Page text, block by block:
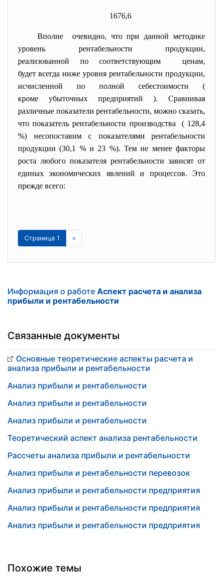
1676,6
Вполне очевидно, что при данной методике
уровень рентабельности продукции,
реализованной по соответствующим ценам,
будет всегда ниже уровня рентабельности продукции,
исчисленной по полной себестоимости (
кроме убыточных предприятий ). Сравнивая
различные показатели рентабельности, можно сказать,
что показатель рентабельности производства ( 128,4
%) несопоставим с показателями рентабельности
продукции (30,1 % и 23 %). Тем не менее факторы
роста любого показателя рентабельности зависят от
единых экономических явлений и процессов. Это
прежде всего:
Страница 1 »
Информация о работе Аспект расчета и анализа
прибыли и рентабельности
Связанные документы
Основные теоретические аспекты расчета и
анализа прибыли и рентабельности
Анализ прибыли и рентабельности
Анализ прибыли и рентабельности
Анализ прибыли и рентабельности
Теоретический аспект анализа рентабельности
Рассчеты анализа прибыли и рентабельности
Анализ прибыли и рентабельности перевозок
Анализ прибыли и рентабельности предприятия
Анализ прибыли и рентабельности предприятия
Анализ прибыли и рентабельности предприятия
Похожие темы